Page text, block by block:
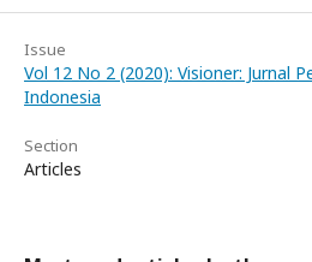
Issue
Vol 12 No 2 (2020): Visioner: Jurnal
Indonesia
Section
Articles